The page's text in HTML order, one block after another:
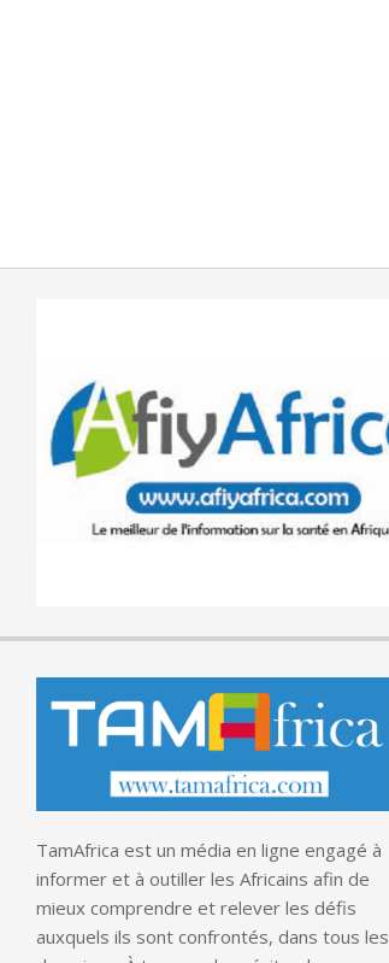
TamAfrica est un média en ligne engagé à
informer et à outiller les Africains afin de
mieux comprendre et relever les défis
auxquels ils sont confrontés, dans tous les